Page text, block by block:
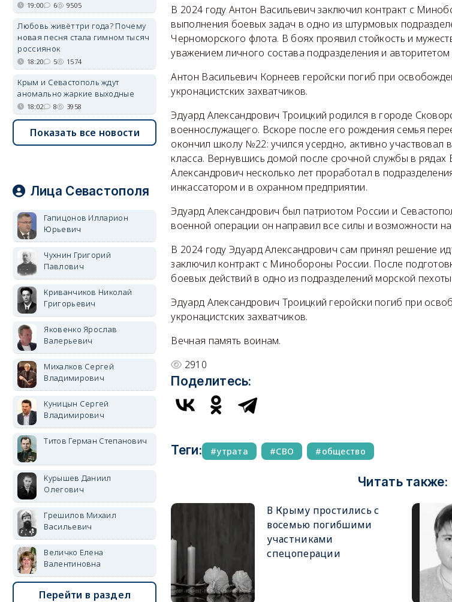
В 2024 году Антон Васильевич заключил контракт с
выполнения боевых задач в одно из штурмовых
Черноморского флота. В боях проявил стойкость и
уважением личного состава подразделения и
Антон Васильевич Корнеев геройски погиб при
укронацистских захватчиков.
Эдуард Александрович Троицкий родился в городе
военнослужащего. Вскоре после его рождения семья
окончил школу №22: учился усердно, активно участвовал
класса. Вернувшись домой после срочной службы в
Александрович несколько лет проработал в
инкассатором и в охранном предприятии.
Эдуард Александрович был патриотом России и
военной операции он направил все силы и возможности
В 2024 году Эдуард Александрович сам принял решение
заключил контракт с Минобороны России. После
боевых действий в одно из подразделений морской
Эдуард Александрович Троицкий геройски погиб при
укронацистских захватчиков.
Вечная память воинам.
2910
Поделитесь:
Теги: утрата СВО общество
Читать также:
В Крыму простились с
восемью погибшими
участниками
спецоперации
19:00 6 9505
Любовь живёт три года? Почему
новая песня стала гимном тысяч
россиянок
18:20 5 1574
Крым и Севастополь ждут
аномально жаркие выходные
18:02 8 3958
Показать все новости
Лица Севастополя
Гапицонов Илларион
Юрьевич
Чухнин Григорий
Павлович
Криванчиков Николай
Григорьевич
Яковенко Ярослав
Валерьевич
Михалков Сергей
Владимирович
Куницын Сергей
Владимирович
Титов Герман Степанович
Курышев Даниил
Олегович
Грешилов Михаил
Васильевич
Величко Елена
Валентиновна
Перейти в раздел